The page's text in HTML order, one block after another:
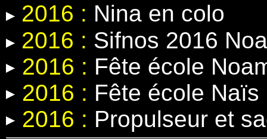
2016 : Nina en colo
2016 : Sifnos 2016
2016 : Fête école
2016 : Fête école Naïs
2016 : Propulseur et